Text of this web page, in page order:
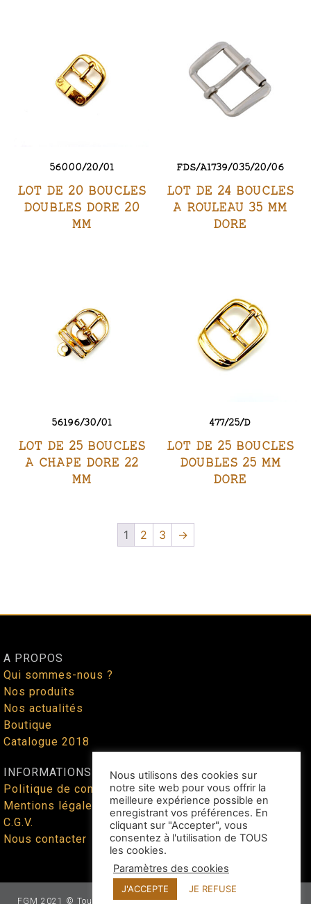
56000/20/01
LOT DE 20 BOUCLES
DOUBLES DORE 20
MM
FDS/A1739/035/20/06
LOT DE 24 BOUCLES
A ROULEAU 35 MM
DORE
56196/30/01
LOT DE 25 BOUCLES
A CHAPE DORE 22
MM
477/25/D
LOT DE 25 BOUCLES
DOUBLES 25 MM
DORE
1 2 3 →
A PROPOS
Qui sommes-nous ?
Nos produits
Nos actualités
Boutique
Catalogue 2018
INFORMATIONS
Politique de confidentialité
Mentions légales
C.G.V.
Nous contacter
FGM 2021 © Tous droits réservés - Site web façonné par
Nous utilisons des cookies sur
notre site web pour vous offrir la
meilleure expérience possible en
enregistrant vos préférences. En
cliquant sur "Accepter", vous
consentez à l'utilisation de TOUS
les cookies.
Paramètres des cookies
J'ACCEPTE JE REFUSE